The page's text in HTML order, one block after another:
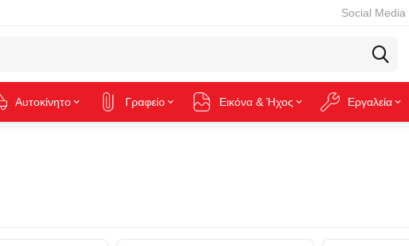
Social Media
Αυτοκίνητο Γραφείο Εικόνα & Ήχος Εργαλεία